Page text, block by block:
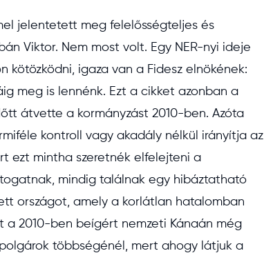
jelentetett meg felelősségteljes és
Viktor. Nem most volt. Egy NER-nyi ideje
kötözködni, igaza van a Fidesz elnökének:
meg is lennénk. Ezt a cikket azonban a
átvette a kormányzást 2010-ben. Azóta
kontroll vagy akadály nélkül irányítja az
ezt mintha szeretnék elfelejteni a
mindig találnak egy hibáztatható
országot, amely a korlátlan hatalomban
2010-ben beígért nemzeti Kánaán még
többségénél, mert ahogy látjuk a